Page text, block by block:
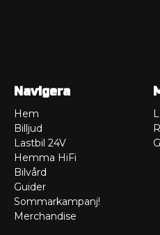
Navigera
Hem
Billjud
Lastbil 24V
Hemma HiFi
Bilvård
Guider
Sommarkampanj!
Merchandise